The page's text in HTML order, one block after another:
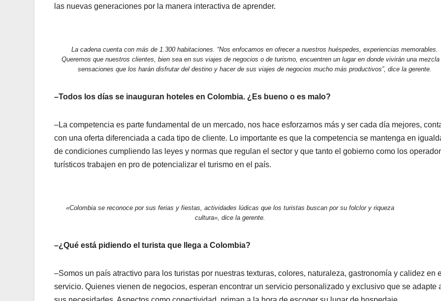
las nuevas generaciones por la manera interactiva de aprender.
La cadena cuenta con más de 1.300 habitaciones. “Nos enfocamos en ofrecer a nuestros huéspedes, experiencias memorables.
Queremos que nuestros clientes, bien sea en sus viajes de negocios o de turismo, encuentren un lugar en donde vivirán una mezcla
sensaciones que los harán disfrutar del destino y hacer de sus viajes de negocios mucho más productivos”, dice la gerente.
–Todos los días se inauguran hoteles en Colombia. ¿Es bueno o es malo?
–La competencia es parte fundamental de un mercado, nos hace esforzarnos más y ser cada día mejores,
con una oferta diferenciada a cada tipo de cliente. Lo importante es que la competencia se mantenga en
de condiciones cumpliendo las leyes y normas que regulan el sector y que tanto el gobierno como los
turísticos trabajen en pro de potencializar el turismo en el país.
«Colombia se reconoce por sus ferias y fiestas, actividades lúdicas que los turistas buscan por su folclor y riqueza
cultura», dice la gerente.
–¿Qué está pidiendo el turista que llega a Colombia?
–Somos un país atractivo para los turistas por nuestras texturas, colores, naturaleza, gastronomía y calidez en
servicio. Quienes vienen de negocios, esperan encontrar un servicio personalizado y exclusivo que se adapte